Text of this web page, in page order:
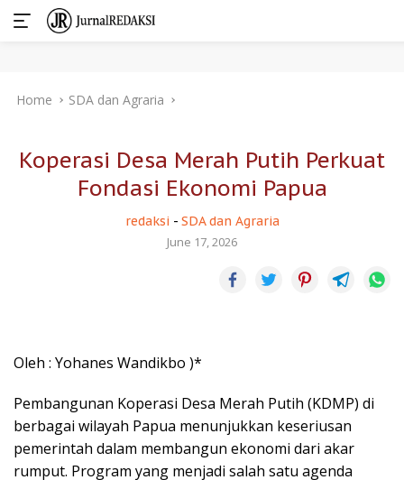
Home SDA dan Agraria
Koperasi Desa Merah Putih Perkuat
Fondasi Ekonomi Papua
redaksi - SDA dan Agraria
June 17, 2026
Oleh : Yohanes Wandikbo )*
Pembangunan Koperasi Desa Merah Putih (KDMP) di
berbagai wilayah Papua menunjukkan keseriusan
pemerintah dalam membangun ekonomi dari akar
rumput. Program yang menjadi salah satu agenda